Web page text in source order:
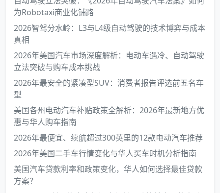
为Robotaxi商业化铺路
2026智驾分水岭：L3与L4级自动驾驶的技术博弈与成本
真相
2026年美国汽车市场深度解析：电动车遇冷、自动驾驶
立法突破与购车成本挑战
2026年最安全的紧凑型SUV：消费者报告评选前五名车
型
美国各州电动汽车补贴政策全解析：2026年最新地方优
惠与华人购车指南
2026年最便宜、续航超过300英里的12款电动汽车推荐
2026年美国二手车行情变化与华人买车时机分析指南
美国汽车贷款利率和政策变化，华人如何选择最佳贷款
方案？